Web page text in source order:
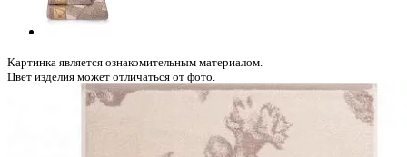
Картинка является ознакомительным материалом.
Цвет изделия может отличаться от фото.